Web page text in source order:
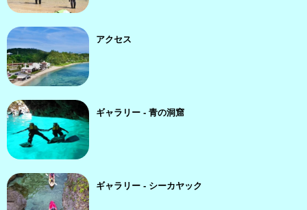
アクセス
ギャラリー - 青の洞窟
ギャラリー - シーカヤック